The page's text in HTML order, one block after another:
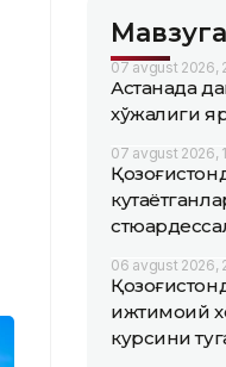
07 avgust 2026,
Астанада
хўжалиги
07 avgust 2026,
06 avgust 2026,
ижтимоий
курсини